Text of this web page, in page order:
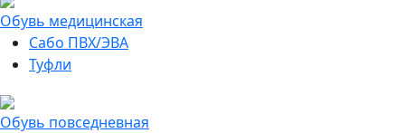
Обувь медицинская
Сабо ПВХ/ЭВА
Туфли
Обувь повседневная